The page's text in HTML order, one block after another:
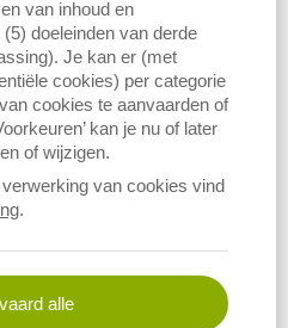
(PNG) Download data
weer van het aantal
Het benodigde aantal rietjes
de hand van de kwaliteit van het
van inhoud en
doeleinden van derde
Je kan er (met
cookies) per categorie
cookies te aanvaarden of
kan je nu of later
of wijzigen.
van cookies vind
.
alle